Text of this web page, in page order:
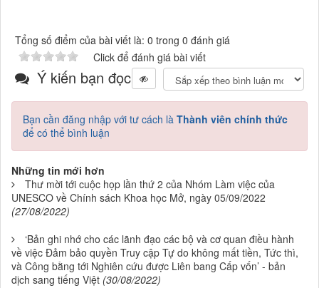
Tổng số điểm của bài viết là: 0 trong 0 đánh giá
Click để đánh giá bài viết
Ý kiến bạn đọc
Bạn cần đăng nhập với tư cách là Thành viên chính thức
để có thể bình luận
Những tin mới hơn
Thư mời tới cuộc họp lần thứ 2 của Nhóm Làm việc của
UNESCO về Chính sách Khoa học Mở, ngày 05/09/2022
(27/08/2022)
‘Bản ghi nhớ cho các lãnh đạo các bộ và cơ quan điều hành
về việc Đảm bảo quyền Truy cập Tự do không mất tiền, Tức thì,
và Công bằng tới Nghiên cứu được Liên bang Cấp vốn’ - bản
dịch sang tiếng Việt (30/08/2022)